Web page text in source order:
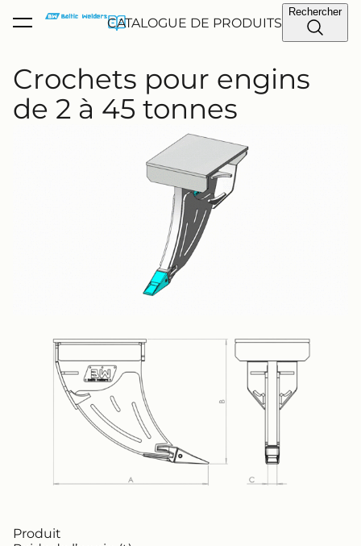
CATALOGUE DE PRODUITS
Rechercher
a été ajouté au
Voir le panier
Crochets pour engins
de 2 à 45 tonnes
Produit